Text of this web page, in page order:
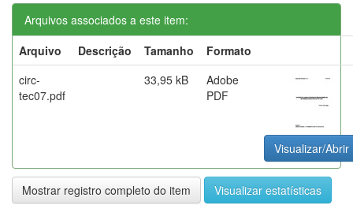
Arquivos associados a este item:
Arquivo
Descrição Tamanho
Formato
circ-
tec07.pdf
33,95 kB
Adobe
PDF
Visualizar/Abrir
Mostrar registro completo do item Visualizar estatísticas